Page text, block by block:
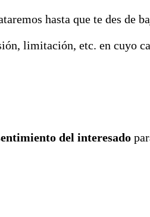
hasta que te des de
limitación, etc. en cuyo
del interesado